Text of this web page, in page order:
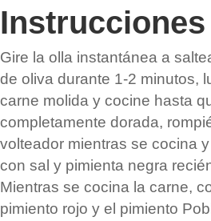
Instrucciones
Gire la olla instantánea a
de oliva durante 1-2 minutos,
carne molida y cocine hasta
completamente dorada,
volteador mientras se cocina
con sal y pimienta negra
Mientras se cocina la carne,
pimiento rojo y el pimiento